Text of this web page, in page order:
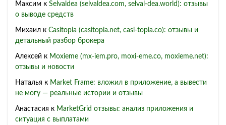
Максим к Selvaldea (selvaldea.com, selval-dea.world): отзывы
о выводе средств
Михаил к Casitopia (casitopia.net, casi-topia.co): отзывы и
детальный разбор брокера
Алексей к Moxieme (mx-iem.pro, moxi-eme.co, moxieme.net):
отзывы и новости
Наталья к Market Frame: вложил в приложение, а вывести
не могу — реальные истории и отзывы
Анастасия к MarketGrid отзывы: анализ приложения и
ситуация с выплатами